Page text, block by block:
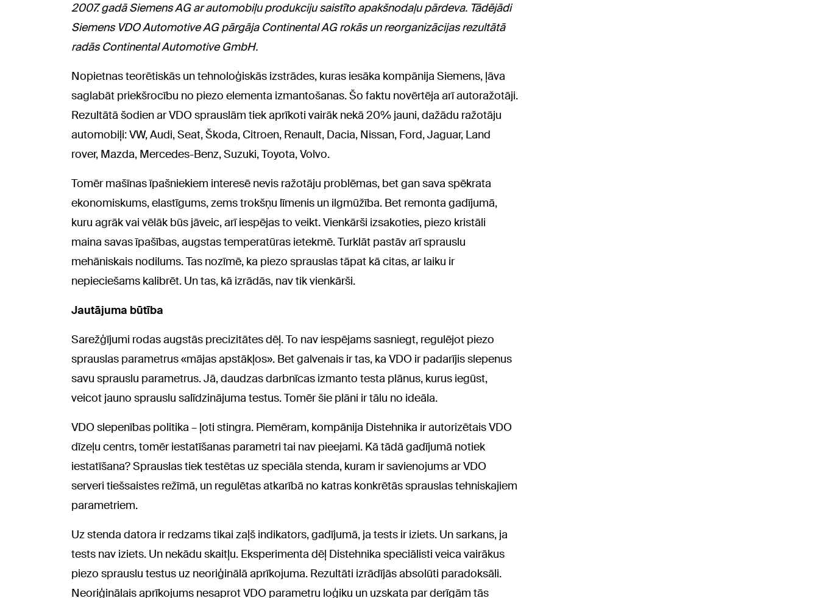
2007. gadā Siemens AG ar automobiļu produkciju saistīto apakšnodaļu pārdeva. Tādējādi
Siemens VDO Automotive AG pārgāja Continental AG rokās un reorganizācijas rezultātā
radās Continental Automotive GmbH.
Nopietnas teorētiskās un tehnoloģiskās izstrādes, kuras iesāka kompānija Siemens, ļāva
saglabāt priekšrocību no piezo elementa izmantošanas. Šo faktu novērtēja arī autoražotāji.
Rezultātā šodien ar VDO sprauslām tiek aprīkoti vairāk nekā 20% jauni, dažādu ražotāju
automobiļi: VW, Audi, Seat, Škoda, Citroen, Renault, Dacia, Nissan, Ford, Jaguar, Land
rover, Mazda, Mercedes-Benz, Suzuki, Toyota, Volvo.
Tomēr mašīnas īpašniekiem interesē nevis ražotāju problēmas, bet gan sava spēkrata
ekonomiskums, elastīgums, zems trokšņu līmenis un ilgmūžība. Bet remonta gadījumā,
kuru agrāk vai vēlāk būs jāveic, arī iespējas to veikt. Vienkārši izsakoties, piezo kristāli
maina savas īpašības, augstas temperatūras ietekmē. Turklāt pastāv arī sprauslu
mehāniskais nodilums. Tas nozīmē, ka piezo sprauslas tāpat kā citas, ar laiku ir
nepieciešams kalibrēt. Un tas, kā izrādās, nav tik vienkārši.
Jautājuma būtība
Sarežģījumi rodas augstās precizitātes dēļ. To nav iespējams sasniegt, regulējot piezo
sprauslas parametrus «mājas apstākļos». Bet galvenais ir tas, ka VDO ir padarījis slepenus
savu sprauslu parametrus. Jā, daudzas darbnīcas izmanto testa plānus, kurus iegūst,
veicot jauno sprauslu salīdzinājuma testus. Tomēr šie plāni ir tālu no ideāla.
VDO slepenības politika – ļoti stingra. Piemēram, kompānija Distehnika ir autorizētais VDO
dīzeļu centrs, tomēr iestatīšanas parametri tai nav pieejami. Kā tādā gadījumā notiek
iestatīšana? Sprauslas tiek testētas uz speciāla stenda, kuram ir savienojums ar VDO
serveri tiešsaistes režīmā, un regulētas atkarībā no katras konkrētās sprauslas tehniskajiem
parametriem.
Uz stenda datora ir redzams tikai zaļš indikators, gadījumā, ja tests ir iziets. Un sarkans, ja
tests nav iziets. Un nekādu skaitļu. Eksperimenta dēļ Distehnika speciālisti veica vairākus
piezo sprauslu testus uz neoriģinālā aprīkojuma. Rezultāti izrādījās absolūti paradoksāli.
Neoriģinālais aprīkojums nesaprot VDO parametru loģiku un uzskata par derīgām tās